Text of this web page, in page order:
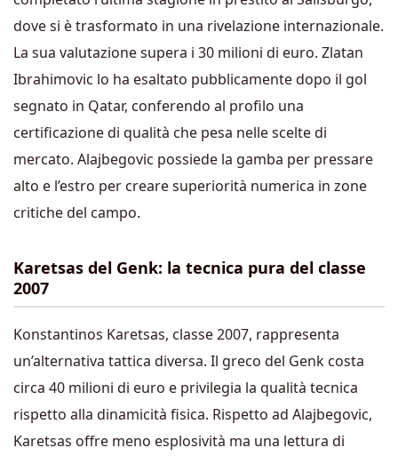
dove si è trasformato in una rivelazione internazionale.
La sua valutazione supera i 30 milioni di euro. Zlatan
Ibrahimovic lo ha esaltato pubblicamente dopo il gol
segnato in Qatar, conferendo al profilo una
certificazione di qualità che pesa nelle scelte di
mercato. Alajbegovic possiede la gamba per pressare
alto e l’estro per creare superiorità numerica in zone
critiche del campo.
Karetsas del Genk: la tecnica pura del classe
2007
Konstantinos Karetsas, classe 2007, rappresenta
un’alternativa tattica diversa. Il greco del Genk costa
circa 40 milioni di euro e privilegia la qualità tecnica
rispetto alla dinamicità fisica. Rispetto ad Alajbegovic,
Karetsas offre meno esplosività ma una lettura di